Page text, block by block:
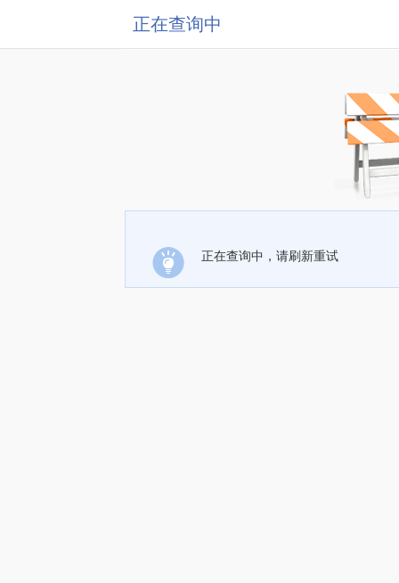
正在查询中
正在查询中，请刷新重试